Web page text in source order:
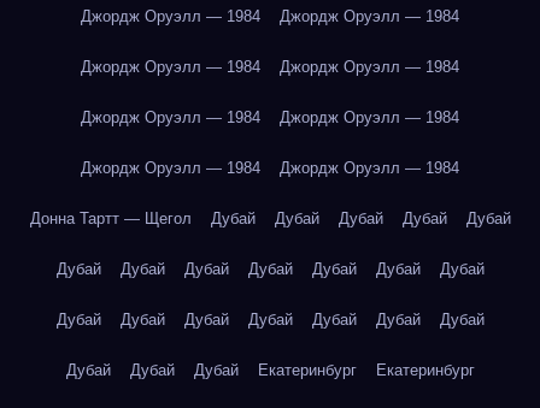
Джордж Оруэлл — 1984 Джордж Оруэлл — 1984
Джордж Оруэлл — 1984 Джордж Оруэлл — 1984
Джордж Оруэлл — 1984 Джордж Оруэлл — 1984
Джордж Оруэлл — 1984 Джордж Оруэлл — 1984
Донна Тартт — Щегол Дубай Дубай Дубай Дубай Дубай
Дубай Дубай Дубай Дубай Дубай Дубай Дубай
Дубай Дубай Дубай Дубай Дубай Дубай Дубай
Дубай Дубай Дубай Екатеринбург Екатеринбург